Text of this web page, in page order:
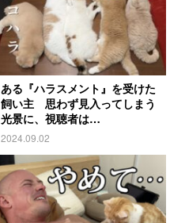
ある『ハラスメント』を受けた
飼い主 思わず見入ってしまう
光景に、視聴者は…
2024.09.02